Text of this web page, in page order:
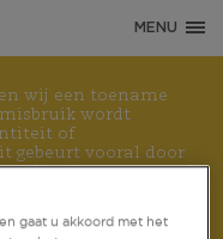
MENU
wij een toename
wordt
of
gebeurt vooral door
die zijn aangemaakt
via deze
gaat u akkoord met het